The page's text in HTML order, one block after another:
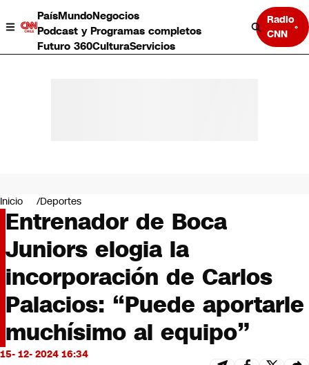
PaísMundoNegocios
Podcast y Programas completos
Futuro 360CulturaServicios
Radio
CNN
Negocios
Deportes
Programas completos
Cultura
Servicios
Bits
CNN tiempo
Futuro 360
Opinión
Inicio Deportes
Entrenador de Boca
Juniors elogia la
incorporación de Carlos
Palacios: “Puede aportarle
muchísimo al equipo”
15- 12- 2024 16:34